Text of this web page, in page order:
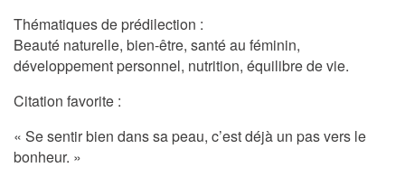
Thématiques de prédilection :
Beauté naturelle, bien-être, santé au féminin,
développement personnel, nutrition, équilibre de vie.
Citation favorite :
« Se sentir bien dans sa peau, c’est déjà un pas vers le
bonheur. »